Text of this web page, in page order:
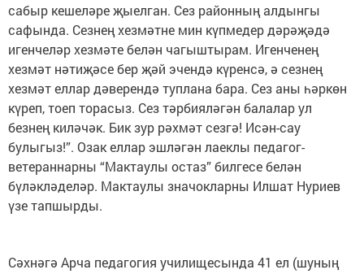
сабыр кешеләре җыелган. Сез районның алдынгы
сафында. Сезнең хезмәтне мин күпмедер дәрәҗәдә
игенчеләр хезмәте белән чагыштырам. Игенченең
хезмәт нәтиҗәсе бер җәй эчендә күренсә, ә сезнең
хезмәт еллар дәверендә туплана бара. Сез аны һәркөн
күреп, тоеп торасыз. Сез тәрбияләгән балалар ул
безнең киләчәк. Бик зур рәхмәт сезгә! Исән-сау
булыгыз!”. Озак еллар эшләгән лаеклы педагог-
ветераннарны “Мактаулы остаз” билгесе белән
бүләкләделәр. Мактаулы значокларны Илшат Нуриев
үзе тапшырды.
Сәхнәгә Арча педагогия училищесында 41 ел (шуның